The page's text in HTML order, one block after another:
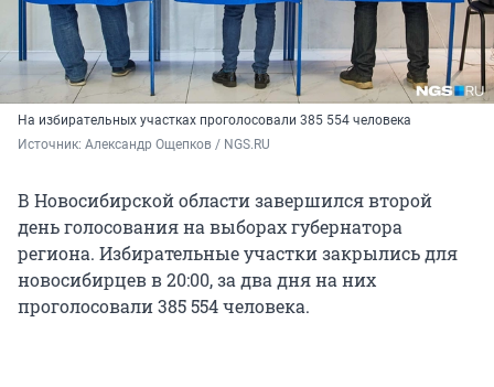
На избирательных участках проголосовали 385 554 человека
Источник: Александр Ощепков / NGS.RU
В Новосибирской области завершился второй
день голосования на выборах губернатора
региона. Избирательные участки закрылись для
новосибирцев в 20:00, за два дня на них
проголосовали 385 554 человека.